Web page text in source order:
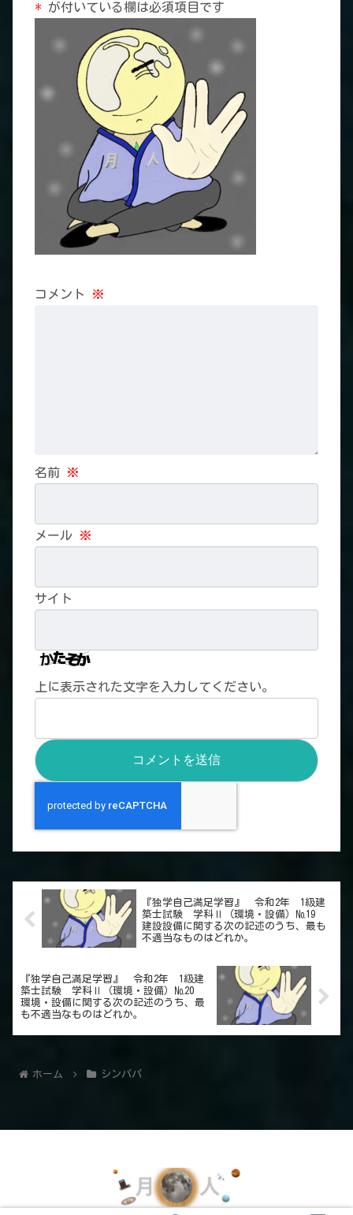
* が付いている欄は必須項目です
コメント ※
名前 ※
メール ※
サイト
上に表示された文字を入力してください。
『独学自己満足学習』 令和2年 1級建
築士試験 学科Ⅱ（環境・設備）№19
建設設備に関する次の記述のうち、最も
不適当なものはどれか。
『独学自己満足学習』 令和2年 1級建
築士試験 学科Ⅱ（環境・設備）№20
環境・設備に関する次の記述のうち、最
も不適当なものはどれか。
ホーム シンパパ